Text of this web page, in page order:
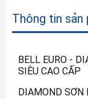
Thông tin sản
BELL EURO -
SIÊU CAO CẤP
DIAMOND SƠN